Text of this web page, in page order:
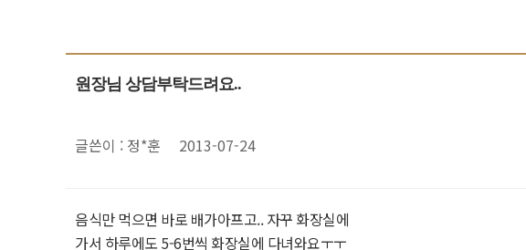
원장님 상담부탁드려요..
글쓴이 : 정*훈 2013-07-24
음식만 먹으면 바로 배가아프고.. 자꾸 화장실에
가서 하루에도 5-6번씩 화장실에 다녀와요ㅜㅜ